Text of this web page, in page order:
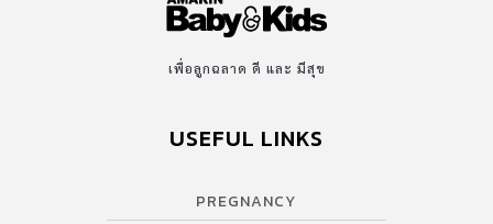
เพื่อลูกฉลาด ดี และ มีสุข
USEFUL LINKS
PREGNANCY